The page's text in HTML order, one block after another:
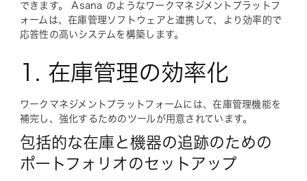
できます。 Asana のようなワークマネジメントプラットフ
ォームは、在庫管理ソフトウェアと連携して、より効率的で
応答性の高いシステムを構築します。
1. 在庫管理の効率化
ワークマネジメントプラットフォームには、在庫管理機能を
補完し、強化するためのツールが用意されています。
包括的な在庫と機器の追跡のための
ポートフォリオのセットアップ